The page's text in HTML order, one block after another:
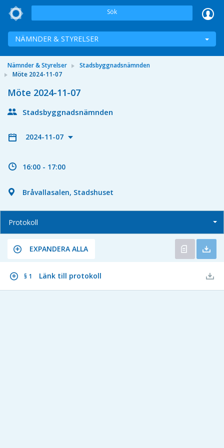
Sök
NÄMNDER & STYRELSER
Nämnder & Styrelser
Stadsbyggnadsnämnden
Möte 2024-11-07
Möte 2024-11-07
Stadsbyggnadsnämnden
2024-11-07
16:00 - 17:00
Bråvallasalen, Stadshuset
Protokoll
EXPANDERA ALLA
§ 1 Länk till protokoll